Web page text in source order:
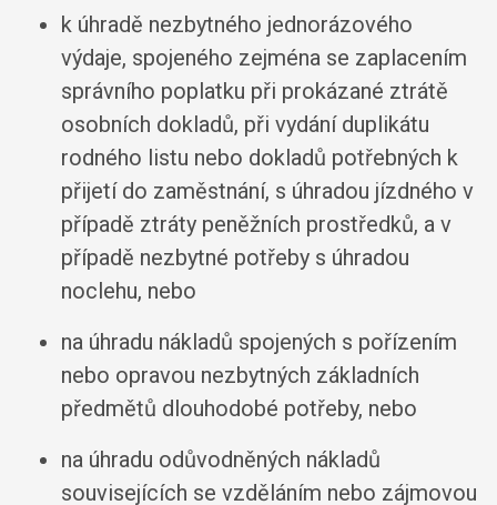
k úhradě nezbytného jednorázového
výdaje, spojeného zejména se zaplacením
správního poplatku při prokázané ztrátě
osobních dokladů, při vydání duplikátu
rodného listu nebo dokladů potřebných k
přijetí do zaměstnání, s úhradou jízdného v
případě ztráty peněžních prostředků, a v
případě nezbytné potřeby s úhradou
noclehu, nebo
na úhradu nákladů spojených s pořízením
nebo opravou nezbytných základních
předmětů dlouhodobé potřeby, nebo
na úhradu odůvodněných nákladů
souvisejících se vzděláním nebo zájmovou